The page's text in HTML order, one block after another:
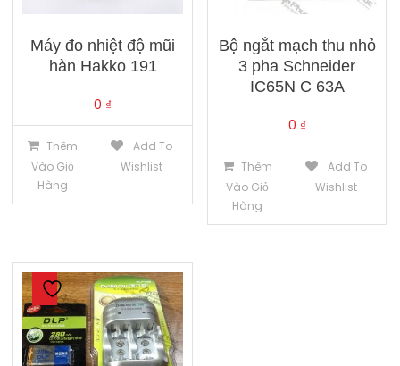
Máy đo nhiệt độ mũi
hàn Hakko 191
0 ₫
Thêm
Vào Giỏ
Hàng
Add To
Wishlist
Bộ ngắt mạch thu nhỏ
3 pha Schneider
IC65N C 63A
0 ₫
Thêm
Vào Giỏ
Hàng
Add To
Wishlist